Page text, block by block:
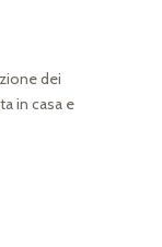
dei
in casa e